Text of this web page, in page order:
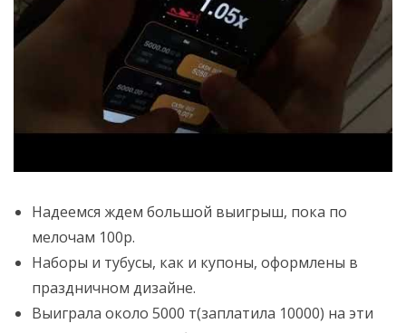
Надеемся ждем большой выигрыш, пока по
мелочам 100р.
Наборы и тубусы, как и купоны, оформлены в
праздничном дизайне.
Выиграла около 5000 т(заплатила 10000) на эти